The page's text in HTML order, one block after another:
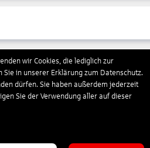
wir Cookies, die lediglich zur
in unserer Erklärung zum Datenschutz.
dürfen. Sie haben außerdem jederzeit
Sie der Verwendung aller auf dieser